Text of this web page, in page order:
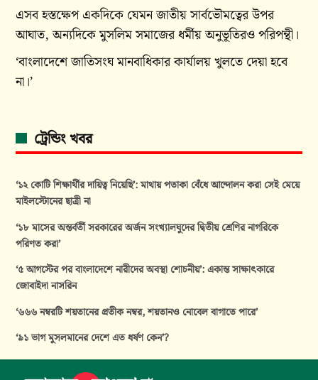
এসব হস্তক্ষেপ একদিকে যেমন জাতীয় সার্বভৌমত্বের উপর
আঘাত, অন্যদিকে মুসলিম সমাজের ধর্মীয় অনুভূতিরও পরিপন্থী।
‘বাংলাদেশে জাতিসংঘ মানবাধিকার কার্যালয় খুলতে দেয়া হবে
না।’
ট্রেন্ডিং খবর
‘১২ কোটি শিক্ষার্থীর দায়িত্ব নিয়েছি’: মাথায় পতাকা বেঁধে আন্দোলন করা সেই মেয়ে
মাইলস্টোনের ছাত্রী না
‘১৮ মাসের অন্তর্বর্তী সরকারের অর্জন সংখ্যালঘুদের দ্বিতীয় শ্রেণির নাগরিকে
পরিণত করা’
‘৫ আগস্টের পর বাংলাদেশে নারীদের অবস্থা শোচনীয়’: একান্ত সাক্ষাৎকারে
জোবাইদা নাসরিন
‘৬৬৬ নম্বরটি শয়তানের প্রতীক নম্বর, শয়তানও নোবেল বাগাতে পারে’
‘৯১ ভাগ মুসলমানের দেশে এত ধর্ষণ কেন’?